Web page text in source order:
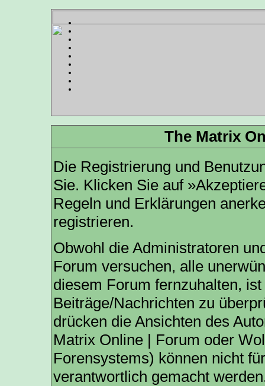
The Matrix
Die Registrierung und
Sie. Klicken Sie auf
Regeln und Erklärungen
registrieren.
Obwohl die Administratoren
Forum versuchen, alle
diesem Forum fernzuhalten,
Beiträge/Nachrichten zu
drücken die Ansichten des
Matrix Online | Forum oder
Forensystems) können nicht
verantwortlich gemacht